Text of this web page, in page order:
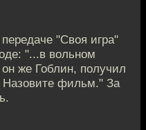
"Своя игра"
"...в вольном
же Гоблин, получил
Назовите фильм." За